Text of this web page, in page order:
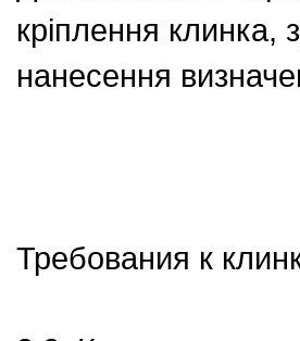
кріплення клинка,
нанесення
Требования к